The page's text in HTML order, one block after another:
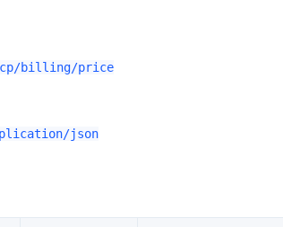
billing/price
json